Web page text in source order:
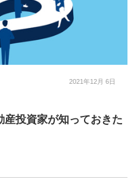
2021年12月 6日
投資家が知っておきた